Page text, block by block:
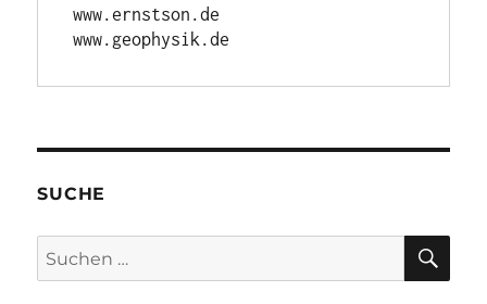
www.ernstson.de
www.geophysik.de
SUCHE
Suchen
nach: